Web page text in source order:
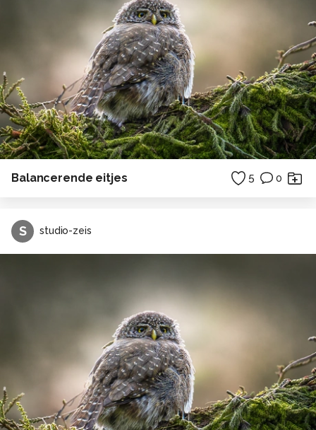
Balancerende eitjes 5 0
S studio-zeis